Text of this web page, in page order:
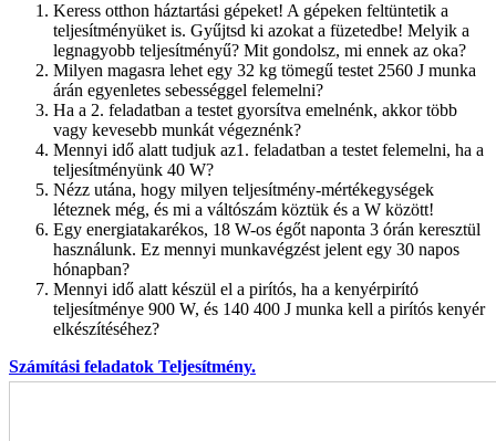
Keress otthon háztartási gépeket! A gépeken feltüntetik a
teljesítményüket is. Gyűjtsd ki azokat a füzetedbe! Melyik a
legnagyobb teljesítményű? Mit gondolsz, mi ennek az oka?
Milyen magasra lehet egy 32 kg tömegű testet 2560 J munka
árán egyenletes sebességgel felemelni?
Ha a 2. feladatban a testet gyorsítva emelnénk, akkor több
vagy kevesebb munkát végeznénk?
Mennyi idő alatt tudjuk az1. feladatban a testet felemelni, ha a
teljesítményünk 40 W?
Nézz utána, hogy milyen teljesítmény-mértékegységek
léteznek még, és mi a váltószám köztük és a W között!
Egy energiatakarékos, 18 W-os égőt naponta 3 órán keresztül
használunk. Ez mennyi munkavégzést jelent egy 30 napos
hónapban?
Mennyi idő alatt készül el a pirítós, ha a kenyérpirító
teljesítménye 900 W, és 140 400 J munka kell a pirítós kenyér
elkészítéséhez?
Számítási feladatok Teljesítmény.